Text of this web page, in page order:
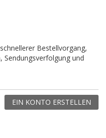
Bestellvorgang,
Sendungsverfolgung und
EIN KONTO ERSTELLEN